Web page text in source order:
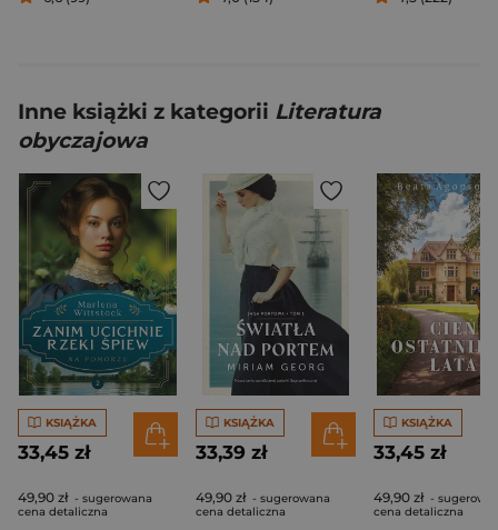
Inne książki z kategorii Literatura
obyczajowa
KSIĄŻKA
33,45 zł
49,90 zł - sugerowana
cena detaliczna
KSIĄŻKA
33,39 zł
49,90 zł - sugerowana
cena detaliczna
KSIĄŻKA
33,45 zł
49,90 zł -
cena detaliczna